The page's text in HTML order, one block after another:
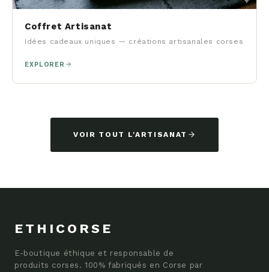
Coffret Artisanat
Idées cadeaux uniques — créations artisanales corses
EXPLORER
VOIR TOUT L'ARTISANAT
ETHICORSE
E-boutique éthique et responsable de
produits corses. 100% fabriqués en Corse par